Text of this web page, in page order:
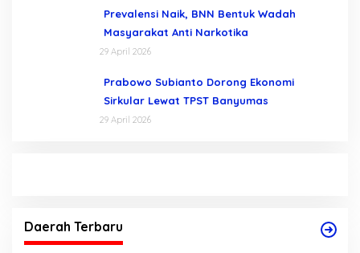
Prevalensi Naik, BNN Bentuk Wadah
Masyarakat Anti Narkotika
29 April 2026
Prabowo Subianto Dorong Ekonomi
Sirkular Lewat TPST Banyumas
29 April 2026
Daerah Terbaru